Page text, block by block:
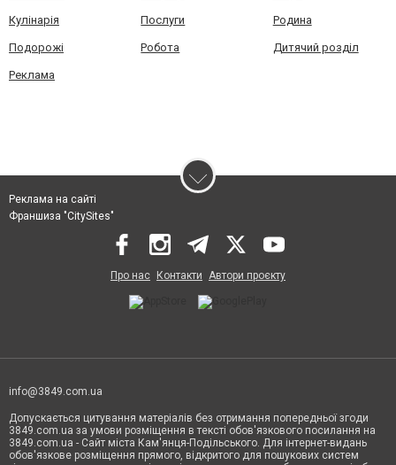
Кулінарія Послуги Родина
Подорожі Робота Дитячий розділ
Реклама
Реклама на сайті
Франшиза "CitySites"
Про нас Контакти Автори проєкту
info@3849.com.ua
Допускається цитування матеріалів без отримання попередньої згоди
3849.com.ua за умови розміщення в тексті обов'язкового посилання на
3849.com.ua - Сайт міста Кам'янця-Подільського. Для інтернет-видань
обов'язкове розміщення прямого, відкритого для пошукових систем